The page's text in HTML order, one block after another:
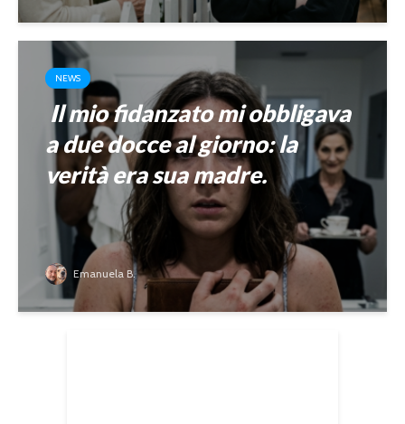
NEWS
Il mio fidanzato mi obbligava
a due docce al giorno: la
verità era sua madre.
Emanuela B.